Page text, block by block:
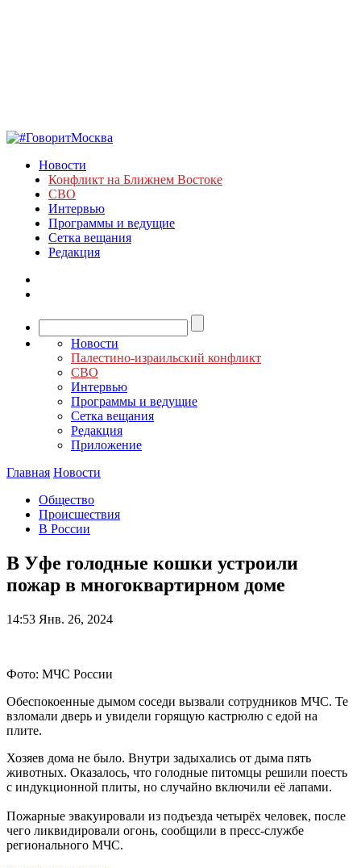
Новости
Конфликт на Ближнем Востоке
СВО
Интервью
Программы и ведущие
Сетка вещания
Редакция
Новости
Палестино-израильский конфликт
СВО
Интервью
Программы и ведущие
Сетка вещания
Редакция
Приложение
Главная Новости
Общество
Происшествия
В России
В Уфе голодные кошки устроили
пожар в многоквартирном доме
14:53 Янв. 26, 2024
Фото: МЧС России
Обеспокоенные дымом соседи вызвали сотрудников МЧС. Те
взломали дверь и увидели горящую кастрюлю с едой на
плите.
Хозяев дома не было. Внутри задыхались от дыма пять
животных. Оказалось, что голодные питомцы решили поесть
с индукционной плиты, но случайно включили её лапами.
Пожарные эвакуировали из подъезда четырёх человек, после
чего ликвидировали огонь, сообщили в пресс-службе
регионального МЧС.